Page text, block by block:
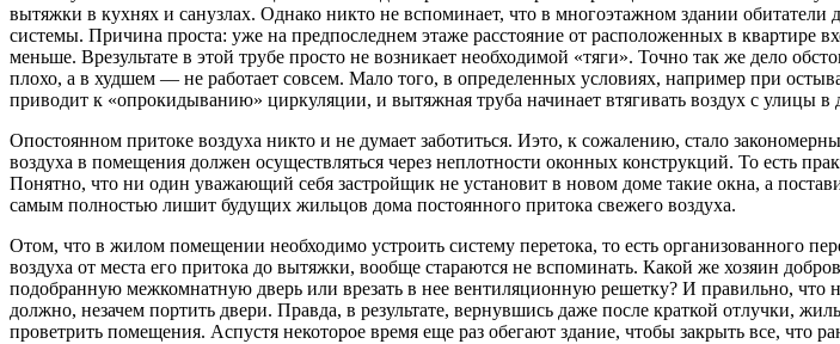
вытяжки в кухнях и санузлах. Однако никто не вспоминает, что в многоэтажном здании
системы. Причина проста: уже на предпоследнем этаже расстояние от расположенных в
меньше. Врезультате в этой трубе просто не возникает необходимой «тяги». Точно так же дело
плохо, а в худшем — не работает совсем. Мало того, в определенных условиях, например при
приводит к «опрокидыванию» циркуляции, и вытяжная труба начинает втягивать воздух с улицы в
Опостоянном притоке воздуха никто и не думает заботиться. Иэто, к сожалению, стало
воздуха в помещения должен осуществляться через неплотности оконных конструкций. То есть
Понятно, что ни один уважающий себя застройщик не установит в новом доме такие окна, а
самым полностью лишит будущих жильцов дома постоянного притока свежего воздуха.
Отом, что в жилом помещении необходимо устроить систему перетока, то есть организованного
воздуха от места его притока до вытяжки, вообще стараются не вспоминать. Какой же хозяин
подобранную межкомнатную дверь или врезать в нее вентиляционную решетку? И правильно, что
должно, незачем портить двери. Правда, в результате, вернувшись даже после краткой отлучки,
проветрить помещения. Аспустя некоторое время еще раз обегают здание, чтобы закрыть все, что